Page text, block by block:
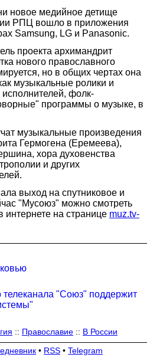
новое медийное детище
РПЦ вошло в приложения
Samsung, LG и Panasonic.
проекта архимандрит
нового православного
но в общих чертах она
музыкальные ролики и
фолк-
программы о музыке, в
музыкальные произведения
Гермогена (Еремеева),
хора духовенства
и других
выход на спутниковое и
"Мусоюз" можно смотреть
интернете на странице muz.tv-
"Союз" поддержит
:: Православие :: В России
• RSS • Telegram